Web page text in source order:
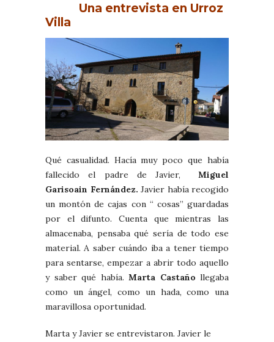
Una entrevista en Urroz
Villa
Qué casualidad. Hacía muy poco que había
fallecido el padre de Javier, Miguel
Garisoain Fernández. Javier había recogido
un montón de cajas con “ cosas” guardadas
por el difunto. Cuenta que mientras las
almacenaba, pensaba qué sería de todo ese
material. A saber cuándo iba a tener tiempo
para sentarse, empezar a abrir todo aquello
y saber qué había. Marta Castaño llegaba
como un ángel, como un hada, como una
maravillosa oportunidad.
Marta y Javier se entrevistaron. Javier le